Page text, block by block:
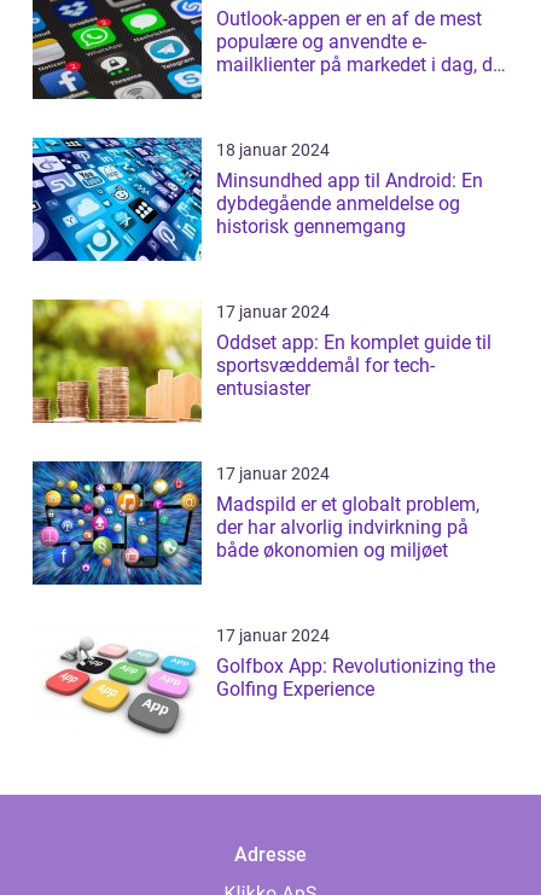
Outlook-appen er en af de mest
populære og anvendte e-
mailklienter på markedet i dag, der
18 januar 2024
Minsundhed app til Android: En
dybdegående anmeldelse og
historisk gennemgang
17 januar 2024
Oddset app: En komplet guide til
sportsvæddemål for tech-
entusiaster
17 januar 2024
Madspild er et globalt problem,
der har alvorlig indvirkning på
både økonomien og miljøet
17 januar 2024
Golfbox App: Revolutionizing the
Golfing Experience
Adresse